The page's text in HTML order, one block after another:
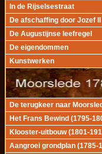
In de Rijselsestraat
De afschaffing door Jozef II
De Augustijnse leefregel
De eigendommen
Kunstwerken
De terugkeer naar
Het Frans Bewind (1795-
Klooster-uitbouw (1801-
Aangroei grondplan (1785-